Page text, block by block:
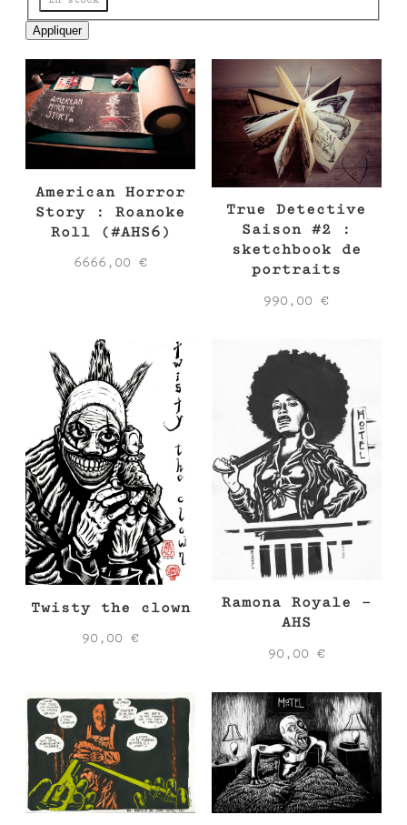
Appliquer
American Horror
Story : Roanoke
Roll (#AHS6)
6666,00€
True Detective
Saison #2 :
sketchbook de
portraits
990,00€
Twisty the clown
90,00€
Ramona Royale –
AHS
90,00 €